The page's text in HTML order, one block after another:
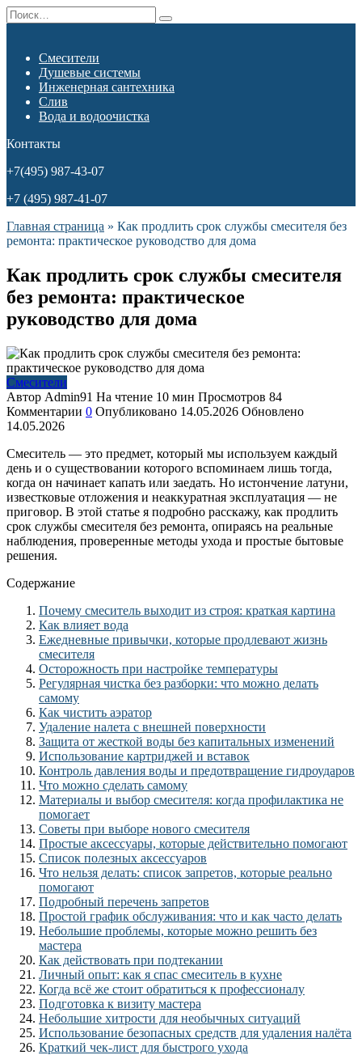
Перейти
к
Search
for:
Смесители
Душевые системы
Инженерная сантехника
Слив
Вода и водоочистка
Контакты
+7(495) 987-43-07
+7 (495) 987-41-07
Главная страница » Как продлить срок службы смесителя без
ремонта: практическое руководство для дома
Как продлить срок службы смесителя
без ремонта: практическое
руководство для дома
Смесители
Автор Admin91 На чтение 10 мин Просмотров 84
Комментарии 0 Опубликовано 14.05.2026 Обновлено
14.05.2026
Смеситель — это предмет, который мы используем каждый
день и о существовании которого вспоминаем лишь тогда,
когда он начинает капать или заедать. Но истончение латуни,
известковые отложения и неаккуратная эксплуатация — не
приговор. В этой статье я подробно расскажу, как продлить
срок службы смесителя без ремонта, опираясь на реальные
наблюдения, проверенные методы ухода и простые бытовые
решения.
Содержание
Почему смеситель выходит из строя: краткая картина
Как влияет вода
Ежедневные привычки, которые продлевают жизнь
смесителя
Осторожность при настройке температуры
Регулярная чистка без разборки: что можно делать
самому
Как чистить аэратор
Удаление налета с внешней поверхности
Защита от жесткой воды без капитальных изменений
Использование картриджей и вставок
Контроль давления воды и предотвращение гидроударов
Что можно сделать самому
Материалы и выбор смесителя: когда профилактика не
помогает
Советы при выборе нового смесителя
Простые аксессуары, которые действительно помогают
Список полезных аксессуаров
Что нельзя делать: список запретов, которые реально
помогают
Подробный перечень запретов
Простой график обслуживания: что и как часто делать
Небольшие проблемы, которые можно решить без
мастера
Как действовать при подтекании
Личный опыт: как я спас смеситель в кухне
Когда всё же стоит обратиться к профессионалу
Подготовка к визиту мастера
Небольшие хитрости для необычных ситуаций
Использование безопасных средств для удаления налёта
Краткий чек-лист для быстрого ухода